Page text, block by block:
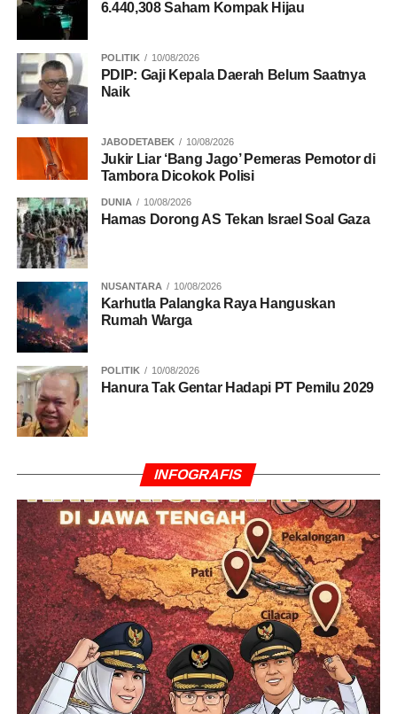
6.440,308 Saham Kompak Hijau
POLITIK 10/08/2026
PDIP: Gaji Kepala Daerah Belum Saatnya
Naik
JABODETABEK 10/08/2026
Jukir Liar ‘Bang Jago’ Pemeras Pemotor di
Tambora Dicokok Polisi
DUNIA 10/08/2026
Hamas Dorong AS Tekan Israel Soal Gaza
NUSANTARA 10/08/2026
Karhutla Palangka Raya Hanguskan
Rumah Warga
POLITIK 10/08/2026
Hanura Tak Gentar Hadapi PT Pemilu 2029
INFOGRAFIS